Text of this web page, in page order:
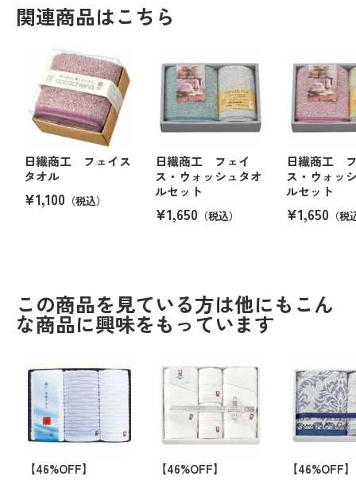
関連商品はこちら
日繊商工 フェイス
タオル
¥1,100 （税込）
日繊商工 フェイ
ス・ウォッシュタオ
ルセット
¥1,650 （税込）
日繊商工
ス・ウォッ
ルセット
¥1,650 （税
この商品を見ている方は他にもこん
な商品に興味をもっています
【46%OFF】
【46%OFF】
【46%OFF】